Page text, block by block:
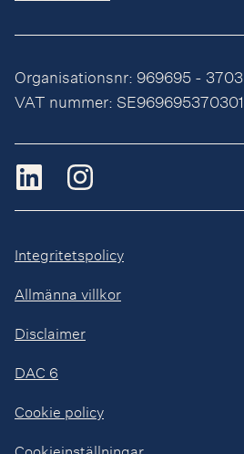
Organisationsnr: 969695 - 3703
VAT nummer: SE969695370301
Integritetspolicy
Allmänna villkor
Disclaimer
DAC 6
Cookie policy